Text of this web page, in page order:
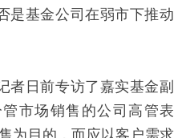
是基金公司在弱市下推动
日前专访了嘉实基金副
市场销售的公司高管表
为目的，而应以客户需求